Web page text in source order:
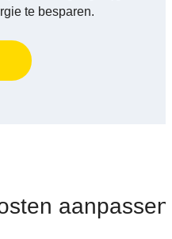
te besparen.
aanpassen